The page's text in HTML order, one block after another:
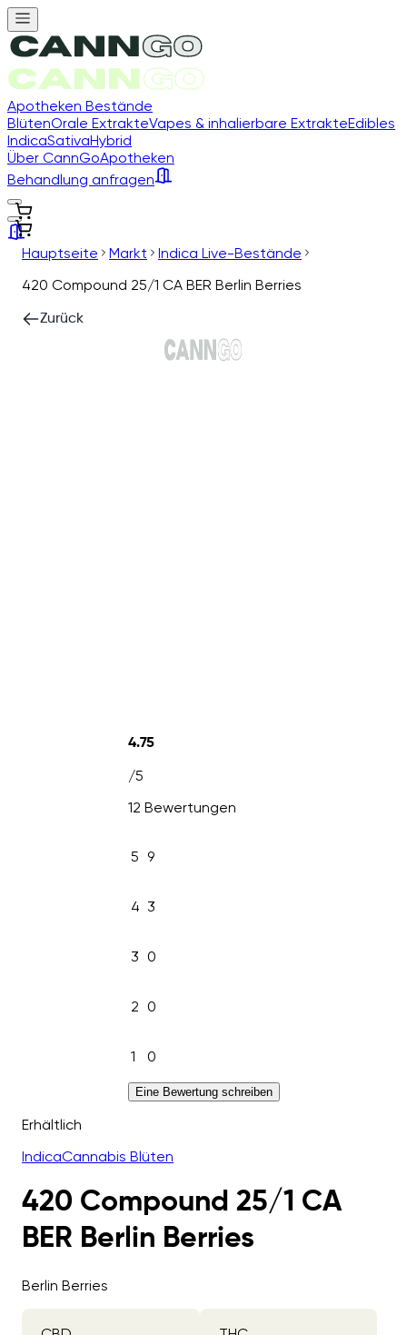
Apotheken Bestände
BlütenOrale ExtrakteVapes & inhalierbare ExtrakteEdibles
IndicaSativaHybrid
Über CannGoApotheken
Behandlung anfragen
Hauptseite Markt
Indica Live-Bestände
420 Compound 25/1 CA BER Berlin Berries
Zurück
4.75
/5
12 Bewertungen
5 9
4 3
3 0
2 0
1 0
Eine Bewertung schreiben
Erhältlich
IndicaCannabis Blüten
420 Compound 25/1 CA
BER Berlin Berries
Berlin Berries